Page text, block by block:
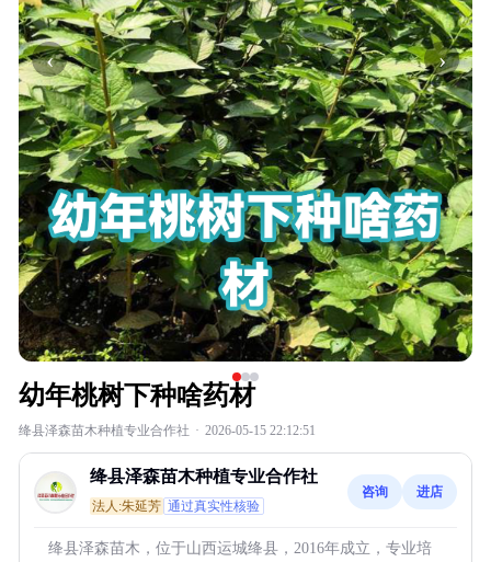
‹ ›
幼年桃树下种啥药材
绛县泽森苗木种植专业合作社 · 2026-05-15 22:12:51
绛县泽森苗木种植专业合作社
法人:朱延芳 通过真实性核验
咨询 进店
绛县泽森苗木，位于山西运城绛县，2016年成立，专业培